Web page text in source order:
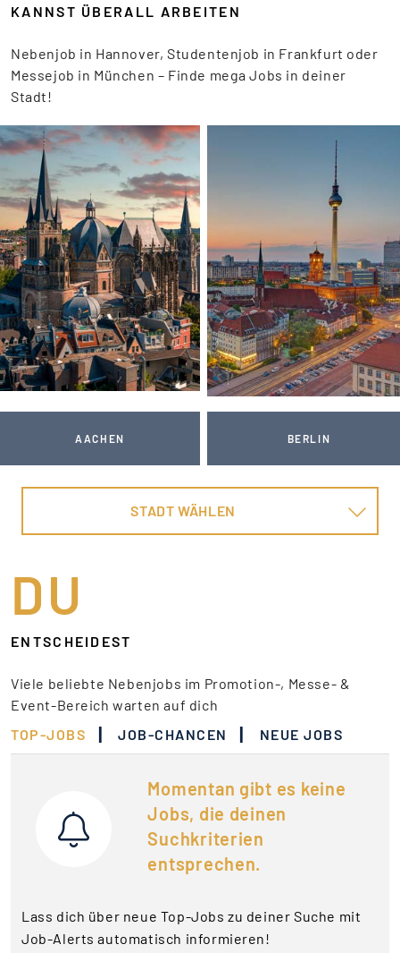
KANNST ÜBERALL ARBEITEN
Nebenjob in Hannover, Studentenjob in Frankfurt oder
Messejob in München – Finde mega Jobs in deiner
Stadt!
AACHEN BERLIN
STADT WÄHLEN
DU
ENTSCHEIDEST
Viele beliebte Nebenjobs im Promotion-, Messe- &
Event-Bereich warten auf dich
TOP-JOBS
| JOB-CHANCEN | NEUE JOBS
Momentan gibt es keine
Jobs, die deinen
Suchkriterien
entsprechen.
Lass dich über neue Top-Jobs zu deiner Suche mit
Job-Alerts automatisch informieren!